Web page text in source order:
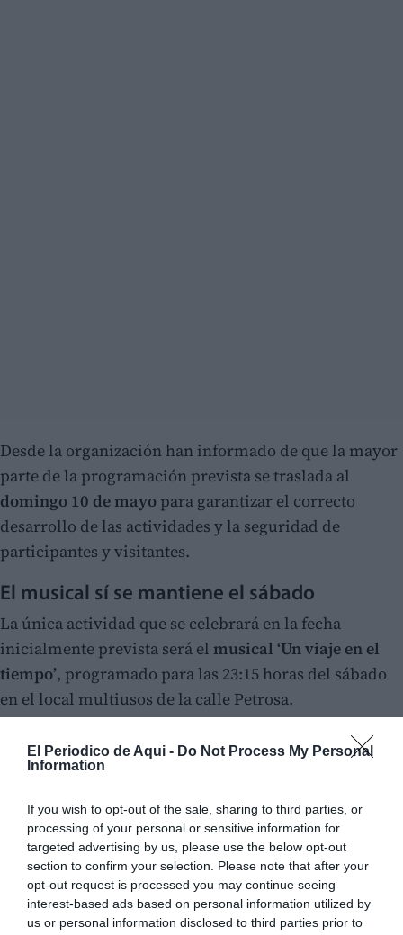
El Periodico de Aqui - Do Not Process My Personal
Information
If you wish to opt-out of the sale, sharing to third parties, or
processing of your personal or sensitive information for
targeted advertising by us, please use the below opt-out
section to confirm your selection. Please note that after your
opt-out request is processed you may continue seeing
interest-based ads based on personal information utilized by
us or personal information disclosed to third parties prior to
Desde la organización han informado de que la mayor
parte de la programación prevista se traslada al
domingo 10 de mayo para garantizar el correcto
desarrollo de las actividades y la seguridad de
participantes y visitantes.
El musical sí se mantiene el sábado
La única actividad que se celebrará en la fecha
inicialmente prevista será el musical ‘Un viaje en el
tiempo’, programado para las 23:15 horas del sábado
en el local multiusos de la calle Petrosa.